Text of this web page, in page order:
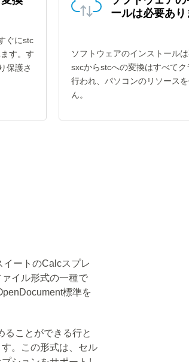
ぐにstc
す。す
保護さ
ールは必要あり
ソフトウェアのインストールは
sxcからstcへの変換はすべてク
行われ、パソコンのリソース
ん。
ートのCalcスプレ
イル形式の一種で
標準を
ることができる行と
。この形式は、セル